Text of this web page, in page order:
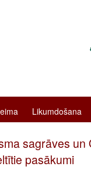
Likumdošana
sagrāves
pasākumi